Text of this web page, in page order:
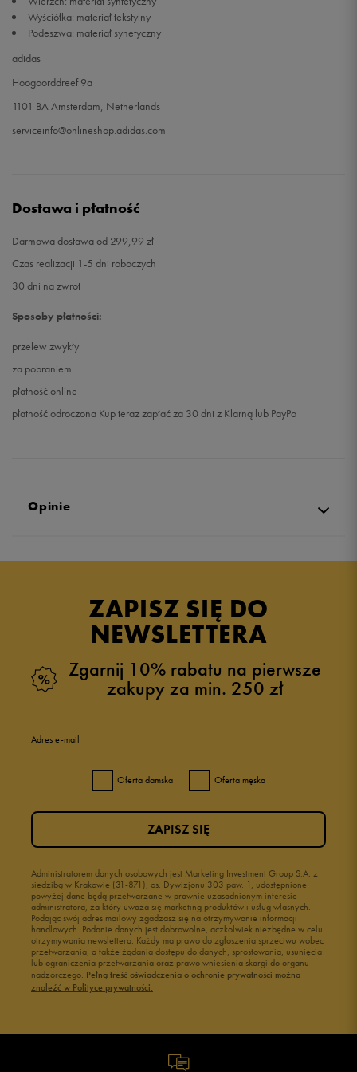
Wyściółka: materiał tekstylny
Podeszwa: materiał synetyczny
adidas
Hoogoorddreef 9a
1101 BA Amsterdam, Netherlands
serviceinfo@onlineshop.adidas.com
Dostawa i płatność
Darmowa dostawa od 299,99 zł
Czas realizacji 1-5 dni roboczych
30 dni na zwrot
Sposoby płatności:
przelew zwykły
za pobraniem
płatność online
płatność odroczona Kup teraz zapłać za 30 dni z Klarną lub PayPo
Opinie
ZAPISZ SIĘ DO
NEWSLETTERA
Zgarnij 10% rabatu na pierwsze
zakupy za min. 250 zł
Adres e-mail
Oferta damska Oferta męska
Administratorem danych osobowych jest Marketing Investment Group S.A. z
siedzibą w Krakowie (31-871), os. Dywizjonu 303 paw. 1, udostępnione
powyżej dane będą przetwarzane w prawnie uzasadnionym interesie
administratora, za który uważa się marketing produktów i usług własnych.
Podając swój adres mailowy zgadzasz się na otrzymywanie informacji
handlowych. Podanie danych jest dobrowolne, aczkolwiek niezbędne w celu
otrzymywania newslettera. Każdy ma prawo do zgłoszenia sprzeciwu wobec
przetwarzania, a także żądania dostępu do danych, sprostowania, usunięcia
lub ograniczenia przetwarzania oraz prawo wniesienia skargi do organu
nadzorczego. Pełną treść oświadczenia o ochronie prywatności można
znaleźć w Polityce prywatności.
ZAPISZ SIĘ